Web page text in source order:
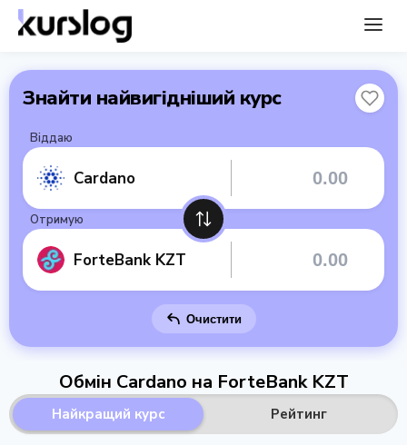
Знайти найвигідніший курс
Віддаю
Cardano
Отримую
ForteBank KZT
Очистити
Обмін Cardano на ForteBank KZT
Найкращий курс Рейтинг